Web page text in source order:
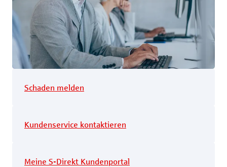
Schaden melden
Kundenservice kontaktieren
Meine S-Direkt Kundenportal